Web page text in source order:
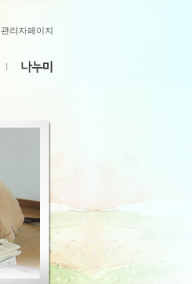
관리자페이지